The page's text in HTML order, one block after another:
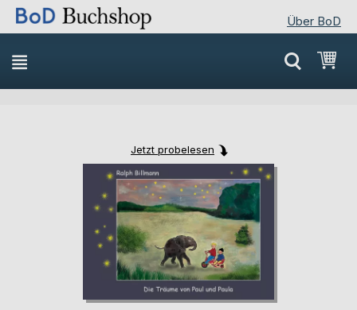
Über BoD
Direkt
zum
Inhalt
Jetzt probelesen
to
the
end
of
the
images
gallery
to
the
beginning
of
the
images
gallery